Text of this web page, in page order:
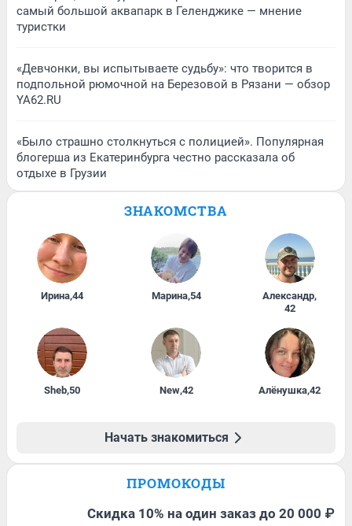
самый большой аквапарк в Геленджике — мнение
туристки
«Девчонки, вы испытываете судьбу»: что творится в
подпольной рюмочной на Березовой в Рязани — обзор
YA62.RU
«Было страшно столкнуться с полицией». Популярная
блогерша из Екатеринбурга честно рассказала об
отдыхе в Грузии
ЗНАКОМСТВА
Ирина,44 Марина,54 Александр,
42
Sheb,50 New,42 Алёнушка,42
Начать знакомиться
ПРОМОКОДЫ
Скидка 10% на один заказ до 20 000 ₽